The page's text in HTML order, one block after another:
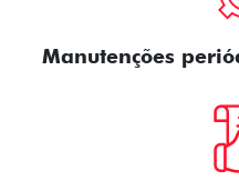
Manutenções